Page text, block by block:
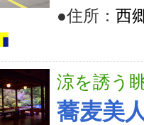
●住所： 西
涼を誘う
蕎麦美